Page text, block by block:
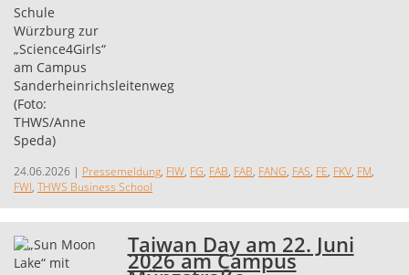
24.06.2026 | Pressemeldung, FIW, FG, FAB, FAB, FANG, FAS, FE, FKV, FM,
FWI, THWS Business School
Taiwan Day am 22. Juni
2026 am Campus